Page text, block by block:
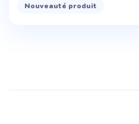
Nouveauté produit